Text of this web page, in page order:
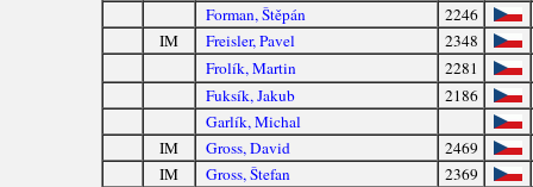
Forman, Štěpán
2246
IM
Freisler, Pavel
2348
Frolík, Martin
2281
Fuksík, Jakub
2186
Garlík, Michal
IM
Gross, David
2469
IM
Gross, Štefan
2369